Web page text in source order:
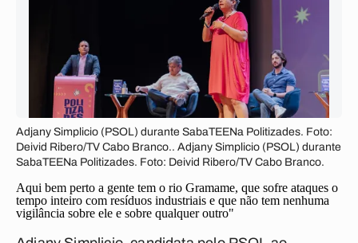
Adjany Simplicio (PSOL) durante SabaTEENa Politizades. Foto:
Deivid Ribero/TV Cabo Branco.. Adjany Simplicio (PSOL) durante
SabaTEENa Politizades. Foto: Deivid Ribero/TV Cabo Branco.
Aqui bem perto a gente tem o rio Gramame, que sofre ataques o
tempo inteiro com resíduos industriais e que não tem nenhuma
vigilância sobre ele e sobre qualquer outro"